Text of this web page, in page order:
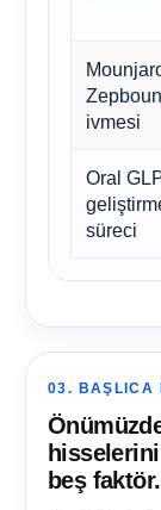
ivmesi
Oral
süreci
03. BAŞLICA
beş faktör.